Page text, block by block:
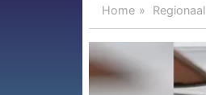
Home Regionaal